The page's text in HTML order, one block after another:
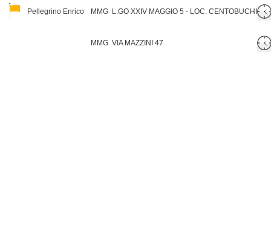
Pellegrino Enrico MMG L.GO XXIV MAGGIO 5 - LOC. CENTOBUCHI
MMG VIA MAZZINI 47